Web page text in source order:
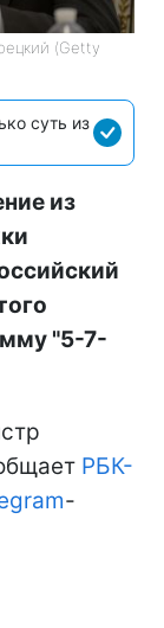
(Getty
суть из
из
"5-7-
РБК-
-